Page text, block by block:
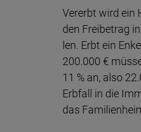
Vererbt wird ein
den Frei­be­trag
len. Erbt ein
200.000 €
11 % an, also
Erb­fall in die
das